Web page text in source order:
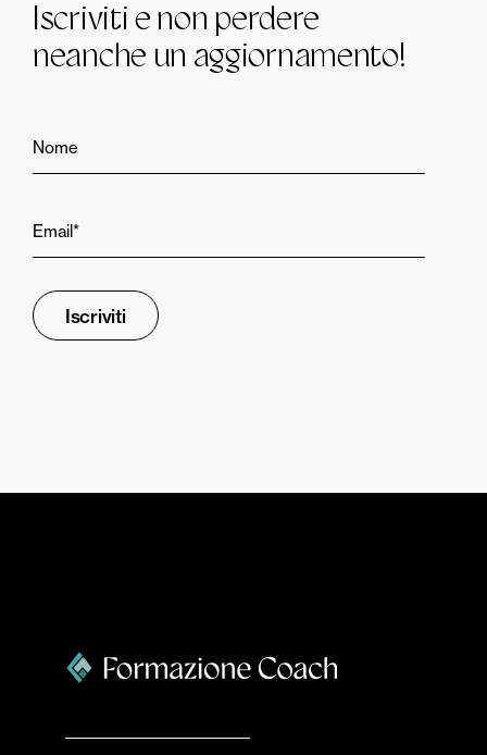
Iscriviti e non perdere
neanche un aggiornamento!